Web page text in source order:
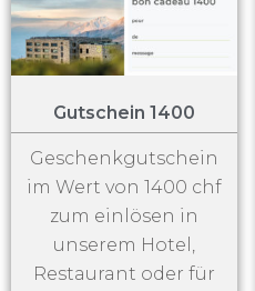
Gutschein 1400
Geschenkgutschein
im Wert von 1400 chf
zum einlösen in
unserem Hotel,
Restaurant oder für